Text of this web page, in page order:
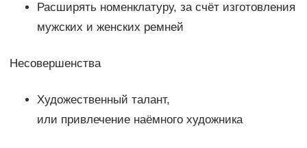
Расширять номенклатуру, за счёт изготовления
мужских и женских ремней
Несовершенства
Художественный талант,
или привлечение наёмного художника